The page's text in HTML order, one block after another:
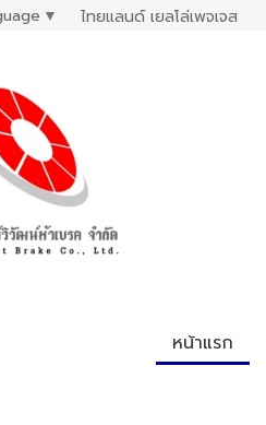
▼ ไทยแลนด์ เยลโล่เพจเจส
หน้าแรก